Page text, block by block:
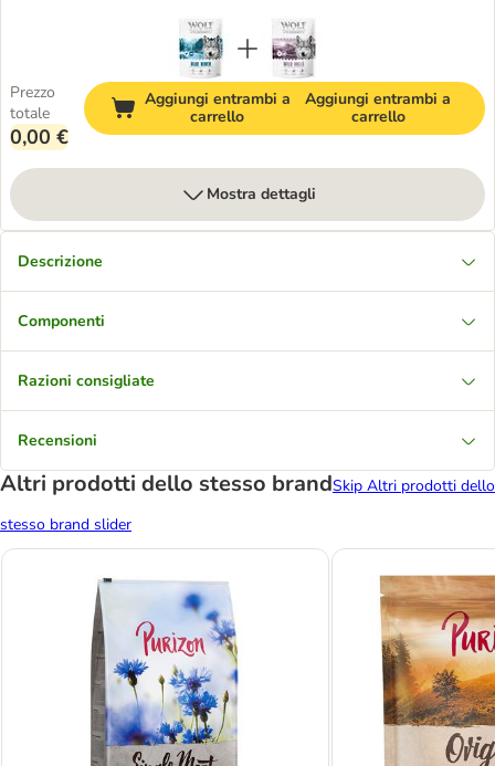
Prezzo
totale
0,00 €
Aggiungi entrambi a
carrello
Aggiungi entrambi a
carrello
Mostra dettagli
Descrizione
Componenti
Razioni consigliate
Recensioni
Altri prodotti dello stesso brandSkip Altri prodotti dello
stesso brand slider